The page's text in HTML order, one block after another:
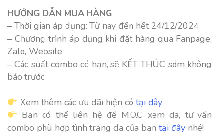
HƯỚNG DẪN MUA HÀNG
– Thời gian áp dụng: Từ nay đến hết 24/12/2024
– Chương trình áp dụng khi đặt hàng qua Fanpage,
Zalo, Website
– Các suất combo có hạn, sẽ KẾT THÚC sớm không
báo trước
Xem thêm các ưu đãi hiện có tại đây
Bạn có thể liên hệ để M.O.C xem da, tư vấn
combo phù hợp tình trạng da của bạn tại đây nhé!